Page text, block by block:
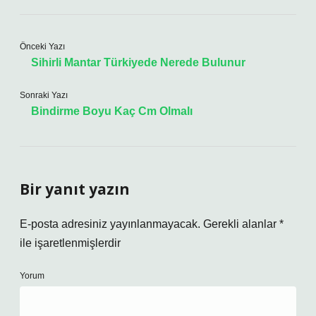
Önceki Yazı
Sihirli Mantar Türkiyede Nerede Bulunur
Sonraki Yazı
Bindirme Boyu Kaç Cm Olmalı
Bir yanıt yazın
E-posta adresiniz yayınlanmayacak. Gerekli alanlar *
ile işaretlenmişlerdir
Yorum